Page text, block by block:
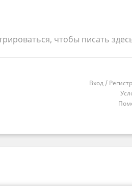
чтобы писать
Вход /